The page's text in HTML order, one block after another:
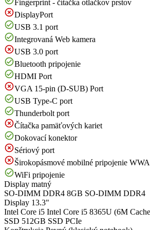
Fingerprint - čítačka otlačkov prstov
DisplayPort
USB 3.1 port
Integrovaná Web kamera
USB 3.0 port
Bluetooth pripojenie
HDMI Port
VGA 15-pin (D-SUB) Port
USB Type-C port
Thunderbolt port
Čítačka pamäťových kariet
Dokovací konektor
Sériový port
Širokopásmové mobilné pripojenie
WiFi pripojenie
Display matný
SO-DIMM DDR4 8GB SO-DIMM DDR4
Display 13.3"
Intel Core i5 Intel Core i5 8365U (6M
SSD 512GB SSD PCIe